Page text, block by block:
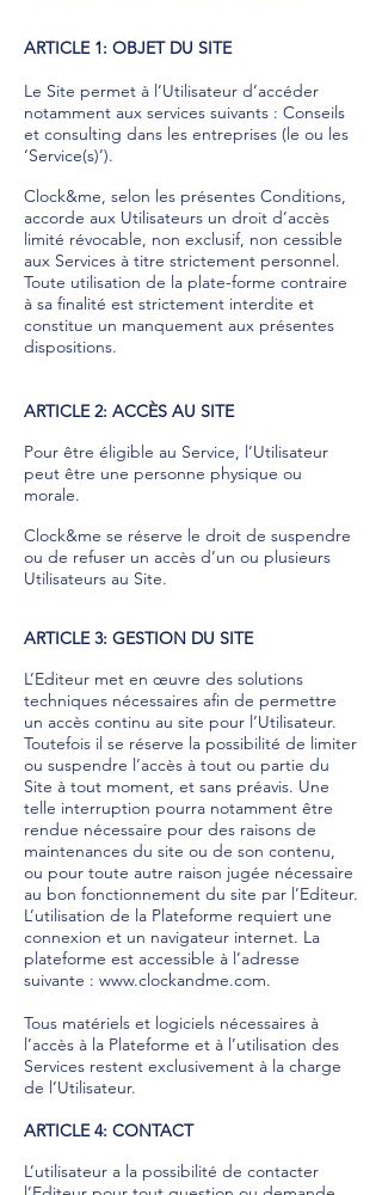
ARTICLE 1: OBJET DU SITE
Le Site permet à l’Utilisateur d’accéder
notamment aux services suivants : Conseils
et consulting dans les entreprises (le ou les
‘Service(s)’).
Clock&me, selon les présentes Conditions,
accorde aux Utilisateurs un droit d’accès
limité révocable, non exclusif, non cessible
aux Services à titre strictement personnel.
Toute utilisation de la plate-forme contraire
à sa finalité est strictement interdite et
constitue un manquement aux présentes
dispositions.
ARTICLE 2: ACCÈS AU SITE
Pour être éligible au Service, l’Utilisateur
peut être une personne physique ou
morale.
Clock&me se réserve le droit de suspendre
ou de refuser un accès d’un ou plusieurs
Utilisateurs au Site.
ARTICLE 3: GESTION DU SITE
L’Editeur met en œuvre des solutions
techniques nécessaires afin de permettre
un accès continu au site pour l’Utilisateur.
Toutefois il se réserve la possibilité de limiter
ou suspendre l’accès à tout ou partie du
Site à tout moment, et sans préavis. Une
telle interruption pourra notamment être
rendue nécessaire pour des raisons de
maintenances du site ou de son contenu,
ou pour toute autre raison jugée nécessaire
au bon fonctionnement du site par l’Editeur.
L’utilisation de la Plateforme requiert une
connexion et un navigateur internet. La
plateforme est accessible à l’adresse
suivante : www.clockandme.com.
Tous matériels et logiciels nécessaires à
l’accès à la Plateforme et à l’utilisation des
Services restent exclusivement à la charge
de l’Utilisateur.
ARTICLE 4: CONTACT
L’utilisateur a la possibilité de contacter